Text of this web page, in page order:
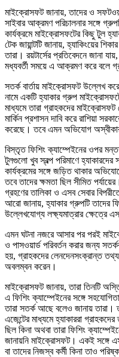
মাইক্রোসফট জানায়, তাদের ও
সাইবার আক্রমণ পরিচালনার সঙ্গে
কার্যক্রমে মাইক্রোসফটের কিছু টুল
টেক জায়ান্টটি জানায়, হ্যাকিংয়ের
তারা। রয়টার্সের প্রতিবেদনে জানা
মধ্যবর্তী সময়ে এ আক্রমণ করে বলে
সতর্ক বার্তায় মাইক্রোসফট উল্লেখ
নামে একটি হ্যাকার গ্রুপ
মাধ্যমে তারা গ্রাহকদের
মার্কিন প্রশাসন দাবি করে রাশিয়া
করেছে। তবে এমন অভিযোগ অস্বীকার
বিস্তৃত ফিশিং ক্যাম্পেইনের ওপর
টুলগুলো খুব স্বল্প পরিমাণে হ্যাকারদের
কার্যক্রমের সঙ্গে জড়িত থাকার
তবে তাদের ক্ষমতা ছিল সীমিত
গ্রহণের তালিকা ও এসব সেবার
আরো জানায়, হ্যাকার গ্রুপটি তাদের
উল্লেখযোগ্য লক্ষ্যমাত্রার ক্ষেত্রে
এমন ঘটনা নজরে আসার পর পরই
ও পাসওয়ার্ড পরিবর্তন করার জন্য
হয়, গ্রাহকদের লেনদেনসংক্রান্ত
অবলম্বন করেন।
মাইক্রোসফট জানায়, তারা তিনটি
এ ফিশিং ক্যাম্পেইনের সঙ্গে
তারা সতর্ক আছে বলেও জানায় তারা।
এজেন্টের মাধ্যমে হ্যাকাররা
ছিল কিনা অথবা তারা ফিশিং
জানায়নি মাইক্রোসফট। একই সঙ্গে
বা তাদের নিজস্ব কর্মী কিনা তাও